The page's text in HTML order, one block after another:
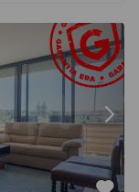
Parede - 1545290 -